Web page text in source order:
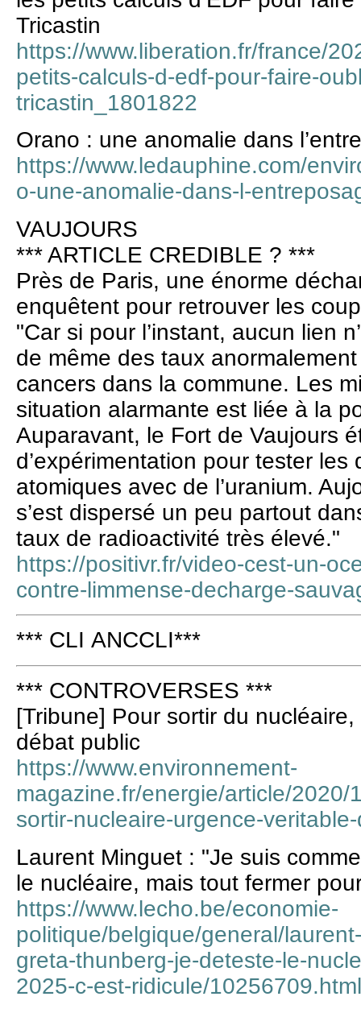
Tricastin
https://www.liberation.fr/france/
petits-calculs-d-edf-pour-faire-
tricastin_1801822
Orano : une anomalie dans
https://www.ledauphine.com/
o-une-anomalie-dans-l-
VAUJOURS
*** ARTICLE CREDIBLE ? ***
Près de Paris, une énorme
enquêtent pour retrouver les
"Car si pour l’instant, aucun lien
de même des taux
cancers dans la commune. Les
situation alarmante est liée à la
Auparavant, le Fort de Vaujours
d’expérimentation pour tester
atomiques avec de l’uranium.
s’est dispersé un peu partout
taux de radioactivité très élevé."
https://positivr.fr/video-cest-un-
contre-limmense-decharge-
*** CLI ANCCLI***
*** CONTROVERSES ***
[Tribune] Pour sortir du nucléaire,
débat public
https://www.environnement-
magazine.fr/energie/article/
sortir-nucleaire-urgence-
Laurent Minguet : "Je suis
le nucléaire, mais tout fermer
https://www.lecho.be/economie-
politique/belgique/general/
greta-thunberg-je-deteste-le-
2025-c-est-ridicule/10256709.html